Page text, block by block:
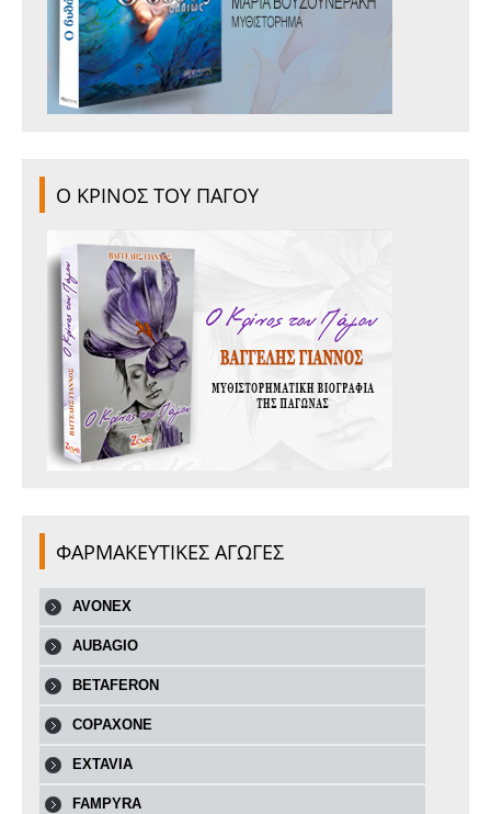
Ο ΚΡΙΝΟΣ ΤΟΥ ΠΑΓΟΥ
ΦΑΡΜΑΚΕΥΤΙΚΕΣ ΑΓΩΓΕΣ
AVONEX
AUBAGIO
BETAFERON
COPAXONE
EXTAVIA
FAMPYRA